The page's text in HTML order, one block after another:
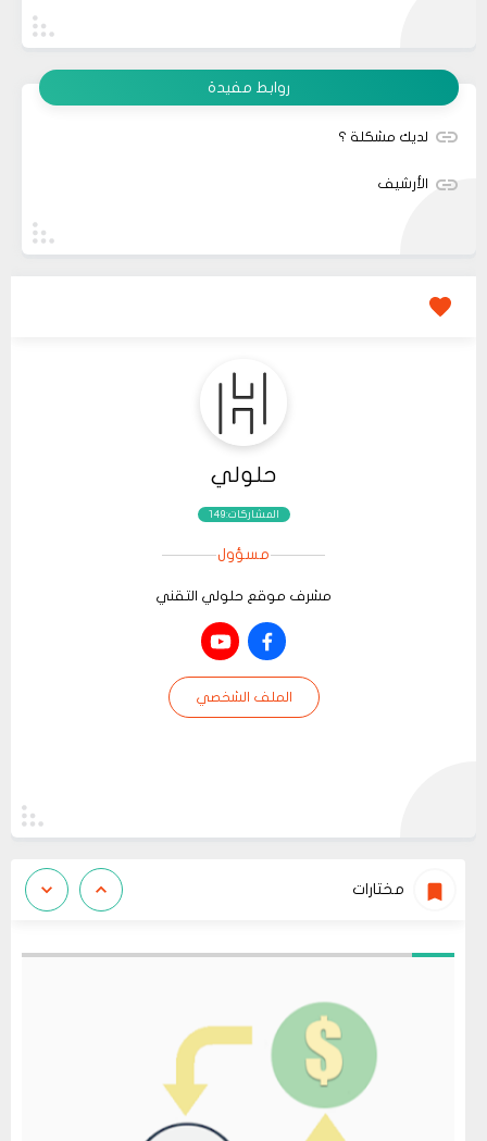
روابط مفيدة
لديك مشكلة ؟
الأرشيف
حلولي
المشاركات:149
مسؤول
مشرف موقع حلولي التقني
الملف الشخصي
مختارات